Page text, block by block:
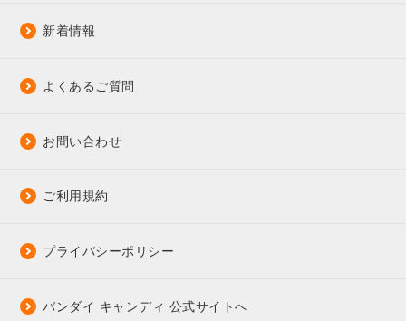
新着情報
よくあるご質問
お問い合わせ
ご利用規約
プライバシーポリシー
バンダイ キャンディ 公式サイトへ